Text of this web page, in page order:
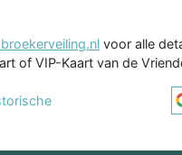
voor alle
of VIP-Kaart van de